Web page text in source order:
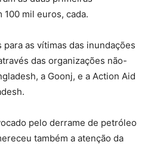
mil euros, cada.
as vítimas das inundações
das organizações não-
a Goonj, e a Action Aid
pelo derrame de petróleo
também a atenção da